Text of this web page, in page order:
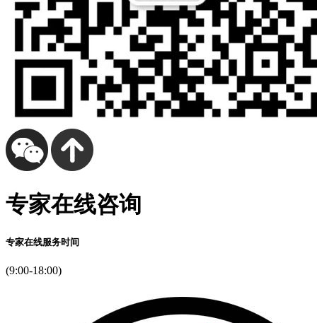
专家在线咨询
专家在线服务时间
(9:00-18:00)